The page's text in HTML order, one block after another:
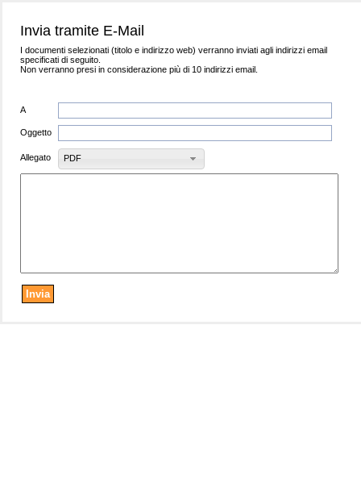
Invia tramite E-Mail
I documenti selezionati (titolo e indirizzo web) verranno inviati agli indirizzi email
specificati di seguito.
Non verranno presi in considerazione più di 10 indirizzi email.
A
Oggetto
Allegato PDF